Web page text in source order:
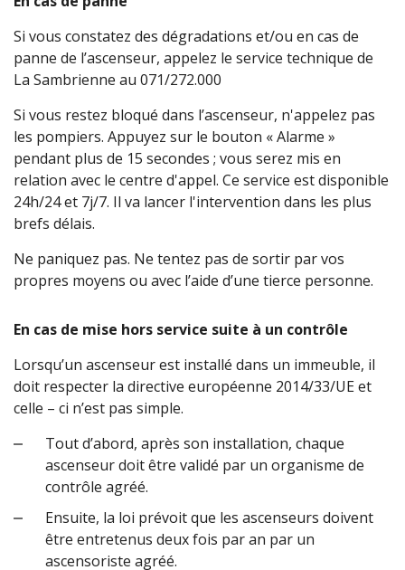
Si vous constatez des dégradations et/ou en cas de
panne de l’ascenseur, appelez le service technique de
La Sambrienne au 071/272.000
Si vous restez bloqué dans l’ascenseur, n'appelez pas
les pompiers. Appuyez sur le bouton « Alarme »
pendant plus de 15 secondes ; vous serez mis en
relation avec le centre d'appel. Ce service est disponible
24h/24 et 7j/7. Il va lancer l'intervention dans les plus
brefs délais.
Ne paniquez pas. Ne tentez pas de sortir par vos
propres moyens ou avec l’aide d’une tierce personne.
En cas de mise hors service suite à un contrôle
Lorsqu’un ascenseur est installé dans un immeuble, il
doit respecter la directive européenne 2014/33/UE et
celle – ci n’est pas simple.
Tout d’abord, après son installation, chaque
ascenseur doit être validé par un organisme de
contrôle agréé.
Ensuite, la loi prévoit que les ascenseurs doivent
être entretenus deux fois par an par un
ascensoriste agréé.